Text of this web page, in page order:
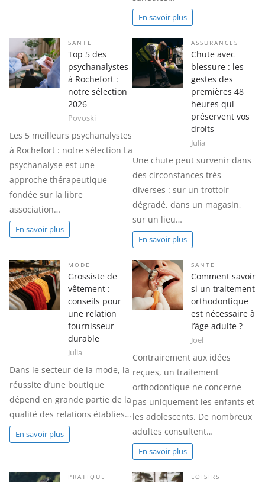
En savoir plus
SANTE
Top 5 des
psychanalystes
à Rochefort :
notre sélection
2026
Povoski
Les 5 meilleurs psychanalystes
à Rochefort : notre sélection La
psychanalyse est une
approche thérapeutique
fondée sur la libre
association…
En savoir plus
ASSURANCES
Chute avec
blessure : les
gestes des
premières 48
heures qui
préservent vos
droits
Julia
Une chute peut survenir dans
des circonstances très
diverses : sur un trottoir
dégradé, dans un magasin,
sur un lieu…
En savoir plus
MODE
Grossiste de
vêtement :
conseils pour
une relation
fournisseur
durable
Julia
Dans le secteur de la mode, la
réussite d’une boutique
dépend en grande partie de la
qualité des relations établies…
En savoir plus
SANTE
Comment savoir
si un traitement
orthodontique
est nécessaire à
l’âge adulte ?
Joel
Contrairement aux idées
reçues, un traitement
orthodontique ne concerne
pas uniquement les enfants et
les adolescents. De nombreux
adultes consultent…
En savoir plus
PRATIQUE LOISIRS